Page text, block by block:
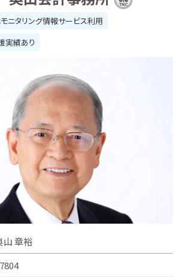
ニタリング情報サービス利用
実績あり
山 章裕